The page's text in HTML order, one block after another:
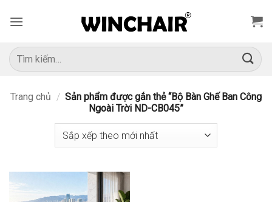
qua
dung
Tìm
kiếm:
Trang chủ / Sản phẩm được gắn thẻ “Bộ Bàn Ghế Ban Công
Ngoài Trời ND-CB045”